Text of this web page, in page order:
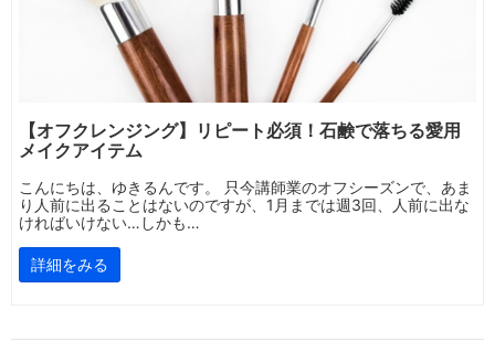
【オフクレンジング】リピート必須！石鹸で落ちる愛用
メイクアイテム
こんにちは、ゆきるんです。 只今講師業のオフシーズンで、あま
り人前に出ることはないのですが、1月までは週3回、人前に出な
ければいけない…しかも…
詳細をみる